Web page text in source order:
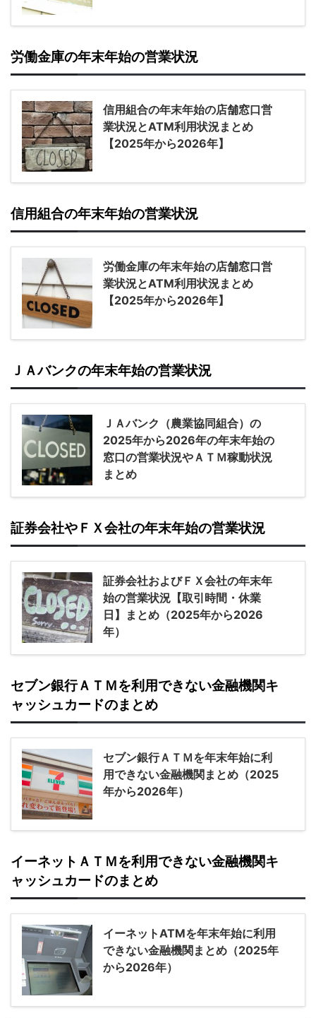
労働金庫の年末年始の営業状況
信用組合の年末年始の店舗窓口営
業状況とATM利用状況まとめ
【2025年から2026年】
信用組合の年末年始の営業状況
労働金庫の年末年始の店舗窓口営
業状況とATM利用状況まとめ
【2025年から2026年】
ＪＡバンクの年末年始の営業状況
ＪＡバンク（農業協同組合）の
2025年から2026年の年末年始の
窓口の営業状況やＡＴＭ稼動状況
まとめ
証券会社やＦＸ会社の年末年始の営業状況
証券会社およびＦＸ会社の年末年
始の営業状況【取引時間・休業
日】まとめ（2025年から2026
年）
セブン銀行ＡＴＭを利用できない金融機関キ
ャッシュカードのまとめ
セブン銀行ＡＴＭを年末年始に利
用できない金融機関まとめ（2025
年から2026年）
イーネットＡＴＭを利用できない金融機関キ
ャッシュカードのまとめ
イーネットATMを年末年始に利用
できない金融機関まとめ（2025年
から2026年）